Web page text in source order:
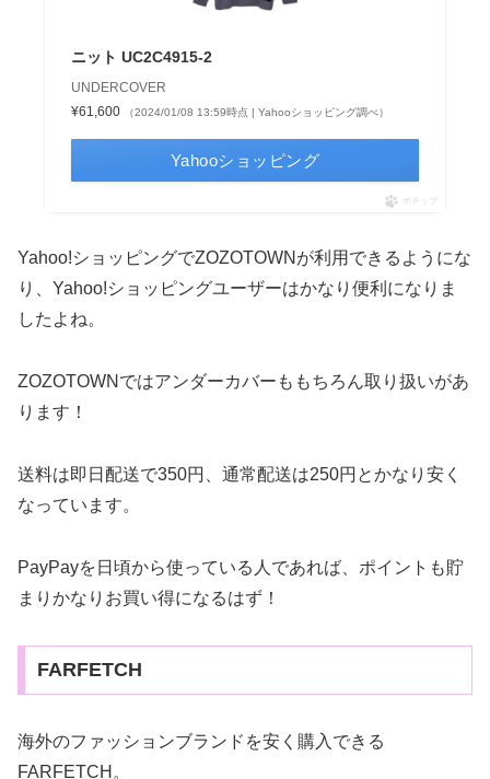
ニット UC2C4915-2
UNDERCOVER
¥61,600
（2024/01/08 13:59時点 | Yahooショッピング調べ）
Yahooショッピング
ポチップ
Yahoo!ショッピングでZOZOTOWNが利用できるようにな
り、Yahoo!ショッピングユーザーはかなり便利になりま
したよね。
ZOZOTOWNではアンダーカバーももちろん取り扱いがあ
ります！
送料は即日配送で350円、通常配送は250円とかなり安く
なっています。
PayPayを日頃から使っている人であれば、ポイントも貯
まりかなりお買い得になるはず！
FARFETCH
海外のファッションブランドを安く購入できる
FARFETCH。